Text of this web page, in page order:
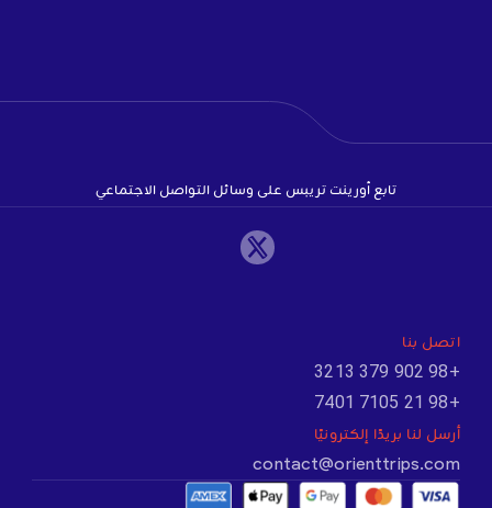
تابع أورينت تريبس على وسائل التواصل الاجتماعي
اتصل بنا
+98 902 379 3213
+98 21 7105 7401
أرسل لنا بريدًا إلكترونيًا
contact@orienttrips.com